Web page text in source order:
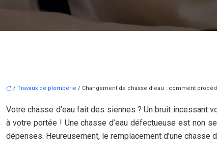
/ Travaux de plomberie / Changement de chasse d’eau : comment
Votre chasse d’eau fait des siennes ? Un bruit incessant
à votre portée ! Une chasse d’eau défectueuse est non
dépenses. Heureusement, le remplacement d’une chasse